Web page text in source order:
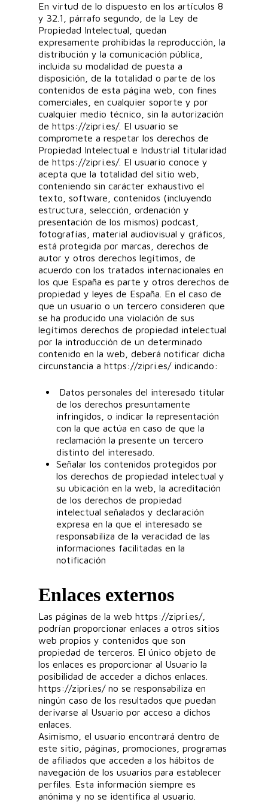
En virtud de lo dispuesto en los artículos 8
y 32.1, párrafo segundo, de la Ley de
Propiedad Intelectual, quedan
expresamente prohibidas la reproducción, la
distribución y la comunicación pública,
incluida su modalidad de puesta a
disposición, de la totalidad o parte de los
contenidos de esta página web, con fines
comerciales, en cualquier soporte y por
cualquier medio técnico, sin la autorización
de https://zipri.es/. El usuario se
compromete a respetar los derechos de
Propiedad Intelectual e Industrial titularidad
de https://zipri.es/. El usuario conoce y
acepta que la totalidad del sitio web,
conteniendo sin carácter exhaustivo el
texto, software, contenidos (incluyendo
estructura, selección, ordenación y
presentación de los mismos) podcast,
fotografías, material audiovisual y gráficos,
está protegida por marcas, derechos de
autor y otros derechos legítimos, de
acuerdo con los tratados internacionales en
los que España es parte y otros derechos de
propiedad y leyes de España. En el caso de
que un usuario o un tercero consideren que
se ha producido una violación de sus
legítimos derechos de propiedad intelectual
por la introducción de un determinado
contenido en la web, deberá notificar dicha
circunstancia a https://zipri.es/ indicando:
Datos personales del interesado titular
de los derechos presuntamente
infringidos, o indicar la representación
con la que actúa en caso de que la
reclamación la presente un tercero
distinto del interesado.
Señalar los contenidos protegidos por
los derechos de propiedad intelectual y
su ubicación en la web, la acreditación
de los derechos de propiedad
intelectual señalados y declaración
expresa en la que el interesado se
responsabiliza de la veracidad de las
informaciones facilitadas en la
notificación
Enlaces externos
Las páginas de la web https://zipri.es/,
podrían proporcionar enlaces a otros sitios
web propios y contenidos que son
propiedad de terceros. El único objeto de
los enlaces es proporcionar al Usuario la
posibilidad de acceder a dichos enlaces.
https://zipri.es/ no se responsabiliza en
ningún caso de los resultados que puedan
derivarse al Usuario por acceso a dichos
enlaces.
Asimismo, el usuario encontrará dentro de
este sitio, páginas, promociones, programas
de afiliados que acceden a los hábitos de
navegación de los usuarios para establecer
perfiles. Esta información siempre es
anónima y no se identifica al usuario.